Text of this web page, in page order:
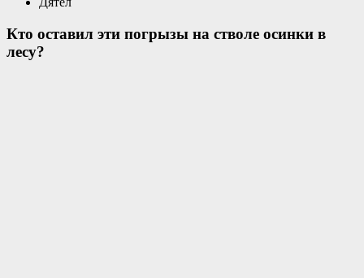
Кто оставил эти погрызы на стволе осинки в
лесу?